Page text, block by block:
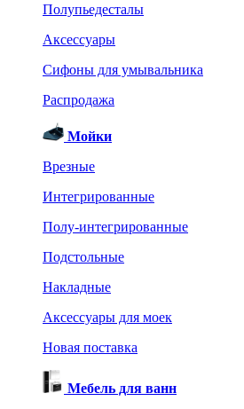
Полупьедесталы
Аксессуары
Сифоны для умывальника
Распродажа
Мойки
Врезные
Интегрированные
Полу-интегрированные
Подстольные
Накладные
Аксессуары для моек
Новая поставка
Мебель для ванн